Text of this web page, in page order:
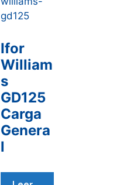
Ifor
William
s
GD125
Carga
Genera
l